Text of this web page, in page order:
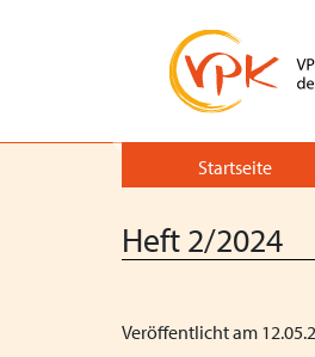
Startseite
Heft 2/2024
Veröffentlicht am